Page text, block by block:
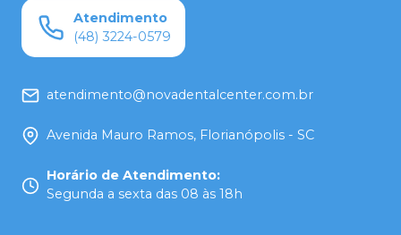
Atendimento
(48) 3224-0579
atendimento@novadentalcenter.com.br
Avenida Mauro Ramos, Florianópolis - SC
Horário de Atendimento:
Segunda a sexta das 08 às 18h